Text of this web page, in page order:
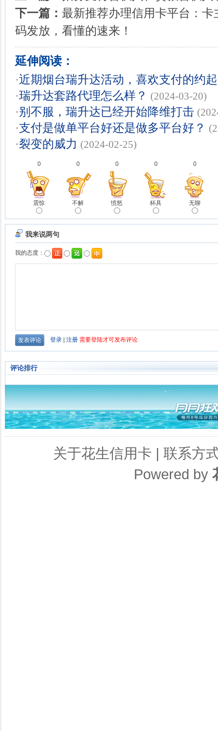
下一篇： 最新推荐办理信用卡平台：
码发放，看懂的速来！
延伸阅读：
·近期烟台瑞升达活动，喜欢支付的约
·瑞升达套路代理怎么样？ (2024-03-20)
·别不服，瑞升达已经开始降维打击
·支付是做单平台好还是做多平台好？
·裂变的威力 (2024-02-25)
0
震惊
0
不解
0
愤怒
0
杯具
0
无聊
评论排行
关于花生信用卡 | 联系方
Powered by